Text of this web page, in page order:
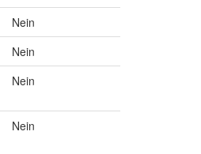
Nein
Nein
Nein
Nein